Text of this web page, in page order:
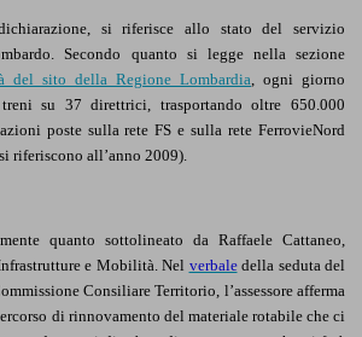
si riferisce allo stato del servizio
Secondo quanto si legge nella sezione
del sito della Regione Lombardia, ogni giorno
su 37 direttrici, trasportando oltre 650.000
poste sulla rete FS e sulla rete FerrovieNord
riferiscono all’anno 2009).
quanto sottolineato da Raffaele Cattaneo,
e Mobilità. Nel verbaledella seduta del
Consiliare Territorio, l’assessore afferma
di rinnovamento del materiale rotabile che ci